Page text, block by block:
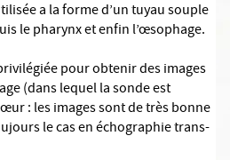
a la forme d’un tuyau souple
le pharynx et enfin l’œsophage.
pour obtenir des images
(dans lequel la sonde est
: les images sont de très bonne
le cas en échographie trans-